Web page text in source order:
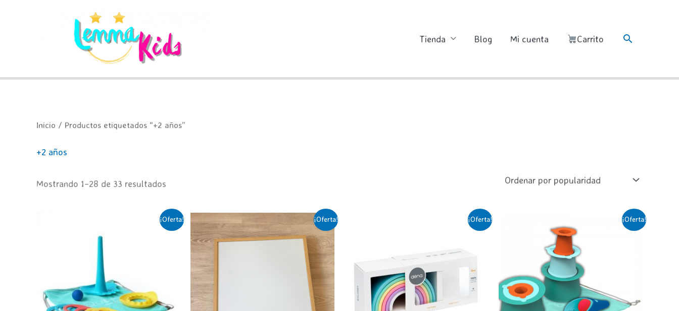
Tienda Blog Mi cuenta Carrito Buscar
Inicio / Productos etiquetados “+2 años”
+2 años
Mostrando 1–28 de 33 resultados
¡Oferta! ¡Oferta! ¡Oferta! ¡Oferta!